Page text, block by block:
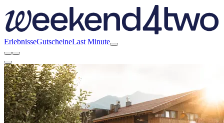
ErlebnisseGutscheineLast Minute